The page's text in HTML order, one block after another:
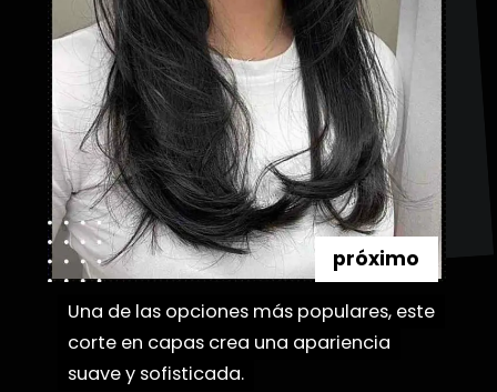
Una de las opciones más populares, este
corte en capas crea una apariencia
suave y sofisticada.
Una de las opciones más populares, este
corte en capas crea una apariencia
suave y sofisticada.
próximo